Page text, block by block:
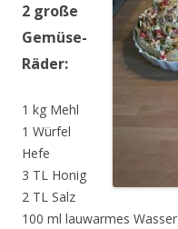
2 große
Gemüse-
Räder:
1 kg Mehl
1 Würfel
Hefe
3 TL Honig
2 TL Salz
100 ml lauwarmes Wasser